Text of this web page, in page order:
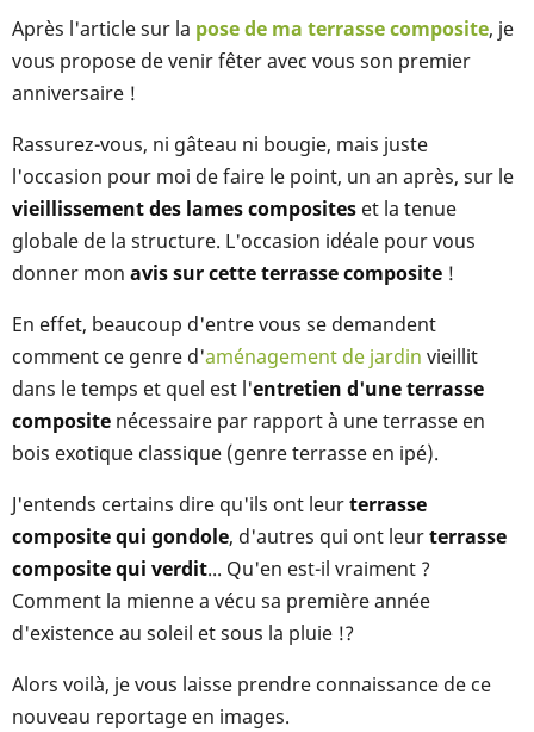
Après l'article sur la pose de ma terrasse composite, je
vous propose de venir fêter avec vous son premier
anniversaire !
Rassurez-vous, ni gâteau ni bougie, mais juste
l'occasion pour moi de faire le point, un an après, sur le
vieillissement des lames composites et la tenue
globale de la structure. L'occasion idéale pour vous
donner mon avis sur cette terrasse composite !
En effet, beaucoup d'entre vous se demandent
comment ce genre d'aménagement de jardin vieillit
dans le temps et quel est l'entretien d'une terrasse
composite nécessaire par rapport à une terrasse en
bois exotique classique (genre terrasse en ipé).
J'entends certains dire qu'ils ont leurterrasse
composite qui gondole, d'autres qui ont leurterrasse
composite qui verdit... Qu'en est-il vraiment ?
Comment la mienne a vécu sa première année
d'existence au soleil et sous la pluie !?
Alors voilà, je vous laisse prendre connaissance de ce
nouveau reportage en images.